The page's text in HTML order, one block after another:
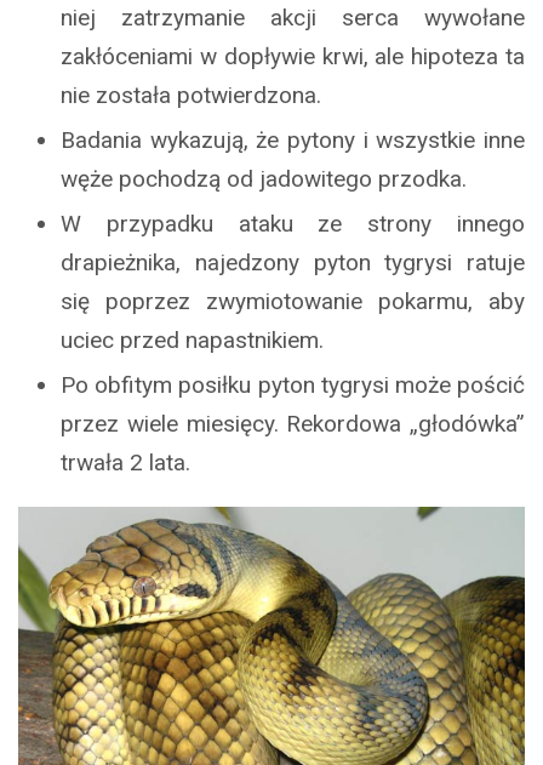
niej zatrzymanie akcji serca wywołane
zakłóceniami w dopływie krwi, ale hipoteza ta
nie została potwierdzona.
Badania wykazują, że pytony i wszystkie inne
węże pochodzą od jadowitego przodka.
W przypadku ataku ze strony innego
drapieżnika, najedzony pyton tygrysi ratuje
się poprzez zwymiotowanie pokarmu, aby
uciec przed napastnikiem.
Po obfitym posiłku pyton tygrysi może pościć
przez wiele miesięcy. Rekordowa „głodówka”
trwała 2 lata.